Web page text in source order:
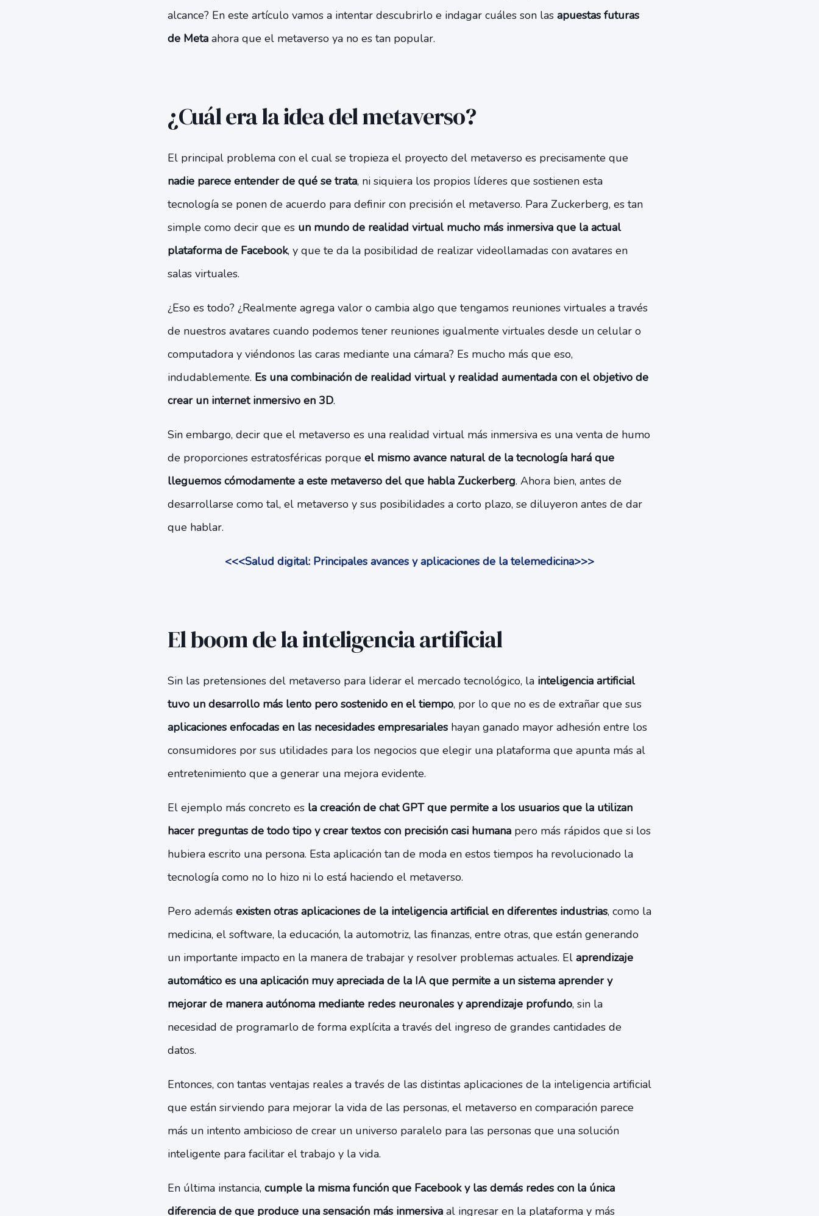
alcance? En este artículo vamos a intentar descubrirlo e indagar cuáles son las apuestas futuras
de Meta ahora que el metaverso ya no es tan popular.
¿Cuál era la idea del metaverso?
El principal problema con el cual se tropieza el proyecto del metaverso es precisamente que
nadie parece entender de qué se trata, ni siquiera los propios líderes que sostienen esta
tecnología se ponen de acuerdo para definir con precisión el metaverso. Para Zuckerberg, es tan
simple como decir que es un mundo de realidad virtual mucho más inmersiva que la actual
plataforma de Facebook, y que te da la posibilidad de realizar videollamadas con avatares en
salas virtuales.
¿Eso es todo? ¿Realmente agrega valor o cambia algo que tengamos reuniones virtuales a través
de nuestros avatares cuando podemos tener reuniones igualmente virtuales desde un celular o
computadora y viéndonos las caras mediante una cámara? Es mucho más que eso,
indudablemente. Es una combinación de realidad virtual y realidad aumentada con el objetivo de
crear un internet inmersivo en 3D.
Sin embargo, decir que el metaverso es una realidad virtual más inmersiva es una venta de humo
de proporciones estratosféricas porque el mismo avance natural de la tecnología hará que
lleguemos cómodamente a este metaverso del que habla Zuckerberg. Ahora bien, antes de
desarrollarse como tal, el metaverso y sus posibilidades a corto plazo, se diluyeron antes de dar
que hablar.
<<<Salud digital: Principales avances y aplicaciones de la telemedicina>>>
El boom de la inteligencia artificial
Sin las pretensiones del metaverso para liderar el mercado tecnológico, la inteligencia artificial
tuvo un desarrollo más lento pero sostenido en el tiempo, por lo que no es de extrañar que sus
aplicaciones enfocadas en las necesidades empresariales hayan ganado mayor adhesión entre los
consumidores por sus utilidades para los negocios que elegir una plataforma que apunta más al
entretenimiento que a generar una mejora evidente.
El ejemplo más concreto es la creación de chat GPT que permite a los usuarios que la utilizan
hacer preguntas de todo tipo y crear textos con precisión casi humana pero más rápidos que si los
hubiera escrito una persona. Esta aplicación tan de moda en estos tiempos ha revolucionado la
tecnología como no lo hizo ni lo está haciendo el metaverso.
Pero además existen otras aplicaciones de la inteligencia artificial en diferentes industrias, como la
medicina, el software, la educación, la automotriz, las finanzas, entre otras, que están generando
un importante impacto en la manera de trabajar y resolver problemas actuales. El aprendizaje
automático es una aplicación muy apreciada de la IA que permite a un sistema aprender y
mejorar de manera autónoma mediante redes neuronales y aprendizaje profundo, sin la
necesidad de programarlo de forma explícita a través del ingreso de grandes cantidades de
datos.
Entonces, con tantas ventajas reales a través de las distintas aplicaciones de la inteligencia artificial
que están sirviendo para mejorar la vida de las personas, el metaverso en comparación parece
más un intento ambicioso de crear un universo paralelo para las personas que una solución
inteligente para facilitar el trabajo y la vida.
En última instancia, cumple la misma función que Facebook y las demás redes con la única
diferencia de que produce una sensación más inmersiva al ingresar en la plataforma y más